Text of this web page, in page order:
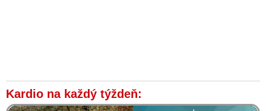
Kardio na každý týždeň: